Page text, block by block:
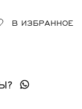
В ИЗБРАННОЕ